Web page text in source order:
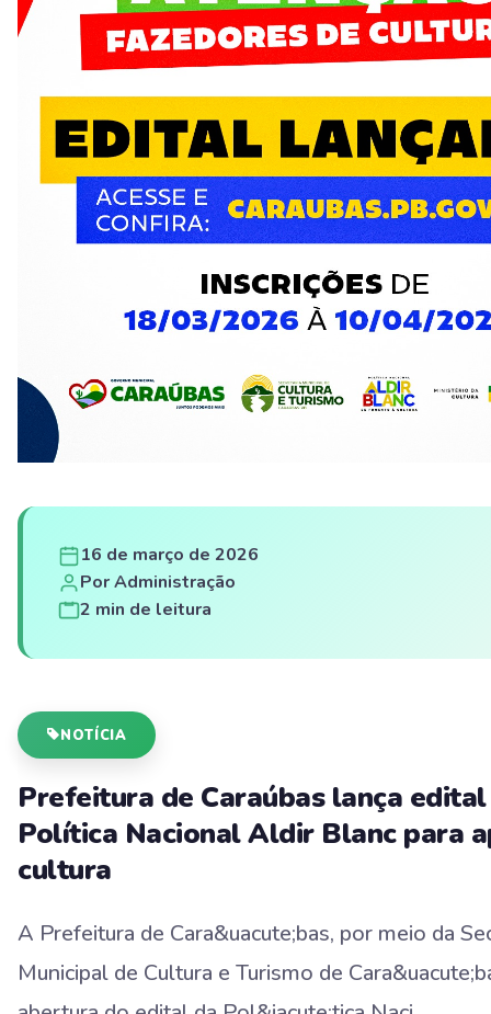
16 de março de 2026
Por Administração
2 min de leitura
NOTÍCIA
Prefeitura de Caraúbas lança
Política Nacional Aldir Blanc para
cultura
A Prefeitura de Cara&uacute;bas, por meio da
Municipal de Cultura e Turismo de